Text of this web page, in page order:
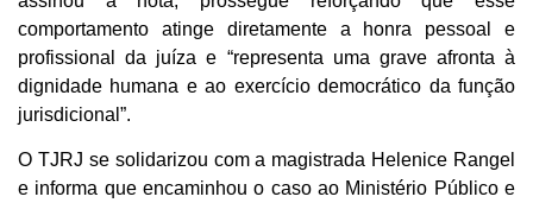
comportamento atinge diretamente a honra pessoal e
profissional da juíza e “representa uma grave afronta à
dignidade humana e ao exercício democrático da função
jurisdicional”.
O TJRJ se solidarizou com a magistrada Helenice Rangel
e informa que encaminhou o caso ao Ministério Público e